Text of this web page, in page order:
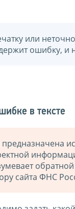
или
ошибку,
в тексте
сайта ФНС